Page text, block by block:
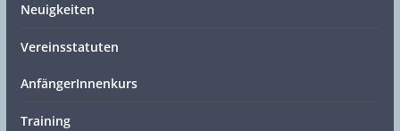
Neuigkeiten
Vereinsstatuten
AnfängerInnenkurs
Training